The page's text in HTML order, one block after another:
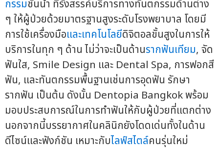
กรรมชั้นนำ ที่รังสรรค์บริการทางทันตกรรมด้านต่าง
ๆ ให้ผู้ป่วยด้วยมาตรฐานสูงระดับโรงพยาบาล โดยมี
การใช้เครื่องมือและเทคโนโลยีดิจิตอลขั้นสูงในการให้
บริการในทุก ๆ ด้าน ไม่ว่าจะเป็นด้านรากฟันเทียม, จัด
ฟันใส, Smile Design และ Dental Spa, การฟอกสี
ฟัน, และทันตกรรมพื้นฐานเช่นการอุดฟัน รักษา
รากฟัน เป็นต้น ดังนั้น Dentopia Bangkok พร้อม
มอบประสบการณ์ในการทำฟันให้กับผู้ป่วยที่แตกต่าง
นอกจากนี้บรรยากาศในคลินิกยังโดดเด่นทั้งในด้าน
ดีไซน์และฟังก์ชัน เหมาะกับไลฟ์สไตล์คนรุ่นใหม่